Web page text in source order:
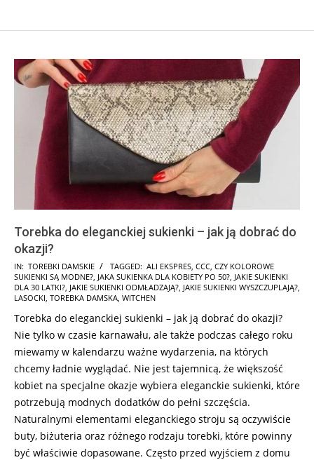
Torebka do eleganckiej sukienki – jak ją dobrać do
okazji?
2025-
08-
24
IN: TOREBKI DAMSKIE TAGGED: ALI EKSPRES CCC CZY KOLOROWE
SUKIENKI SĄ MODNE? JAKA SUKIENKA DLA KOBIETY PO 50? JAKIE SUKIENKI
DLA 30 LATKI? JAKIE SUKIENKI ODMŁADZAJĄ? JAKIE SUKIENKI WYSZCZUPLAJĄ?
LASOCKI TOREBKA DAMSKA WITCHEN
Torebka do eleganckiej sukienki – jak ją dobrać do okazji?
Nie tylko w czasie karnawału, ale także podczas całego roku
miewamy w kalendarzu ważne wydarzenia, na których
chcemy ładnie wyglądać. Nie jest tajemnicą, że większość
kobiet na specjalne okazje wybiera eleganckie sukienki, które
potrzebują modnych dodatków do pełni szczęścia.
Naturalnymi elementami eleganckiego stroju są oczywiście
buty, biżuteria oraz różnego rodzaju torebki, które powinny
być właściwie dopasowane. Często przed wyjściem z domu